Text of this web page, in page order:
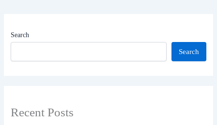
Search
Search
Recent Posts